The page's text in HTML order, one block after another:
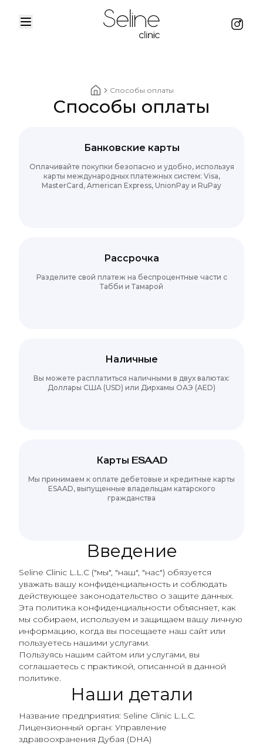
Home breadcrumbs
Способы оплаты
Способы оплаты
Банковские карты
Оплачивайте покупки безопасно и удобно, используя
карты международных платежных систем: Visa,
MasterCard, American Express, UnionPay и RuPay
Рассрочка
Разделите свой платеж на беспроцентные части с
Табби и Тамарой
Наличные
Вы можете расплатиться наличными в двух валютах:
Доллары США (USD) или Дирхамы ОАЭ (AED)
Карты ESAAD
Мы принимаем к оплате дебетовые и кредитные карты
ESAAD, выпущенные владельцам катарского
гражданства
Введение
Seline Clinic L.L.C ("мы", "наш", "нас") обязуется
уважать вашу конфиденциальность и соблюдать
действующее законодательство о защите данных.
Эта политика конфиденциальности объясняет, как
мы собираем, используем и защищаем вашу личную
информацию, когда вы посещаете наш сайт или
пользуетесь нашими услугами.
Пользуясь нашим сайтом или услугами, вы
соглашаетесь с практикой, описанной в данной
политике.
Наши детали
Название предприятия: Seline Clinic L.L.C.
Лицензионный орган: Управление
здравоохранения Дубая (DHA)